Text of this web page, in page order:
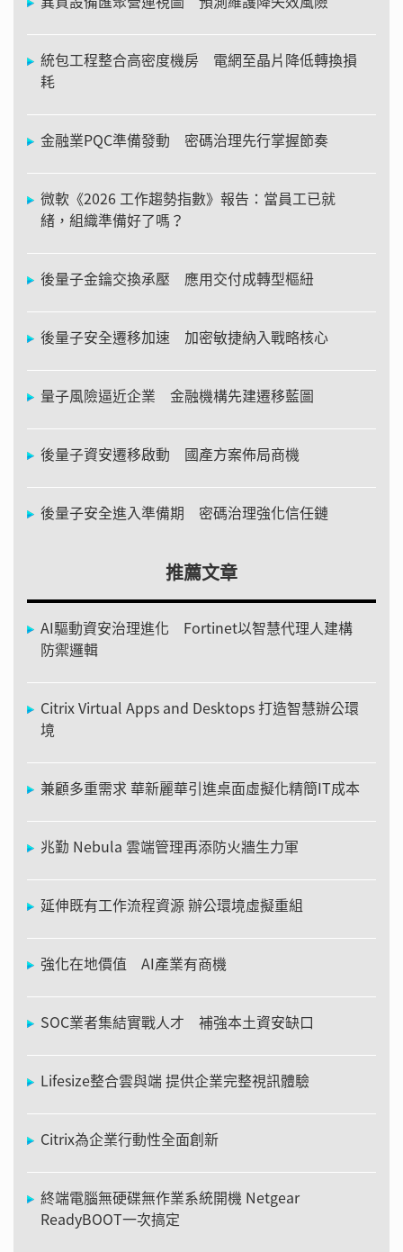
統包工程整合高密度機房 電網至晶片降低轉換損
耗
金融業PQC準備發動 密碼治理先行掌握節奏
微軟《2026 工作趨勢指數》報告：當員工已就
緒，組織準備好了嗎？
後量子金鑰交換承壓 應用交付成轉型樞紐
後量子安全遷移加速 加密敏捷納入戰略核心
量子風險逼近企業 金融機構先建遷移藍圖
後量子資安遷移啟動 國產方案佈局商機
後量子安全進入準備期 密碼治理強化信任鏈
推薦文章
AI驅動資安治理進化 Fortinet以智慧代理人建構
防禦邏輯
Citrix Virtual Apps and Desktops 打造智慧辦公環
境
兼顧多重需求 華新麗華引進桌面虛擬化精簡IT成本
兆勤 Nebula 雲端管理再添防火牆生力軍
延伸既有工作流程資源 辦公環境虛擬重組
強化在地價值 AI產業有商機
SOC業者集結實戰人才 補強本土資安缺口
Lifesize整合雲與端 提供企業完整視訊體驗
Citrix為企業行動性全面創新
終端電腦無硬碟無作業系統開機 Netgear
ReadyBOOT一次搞定